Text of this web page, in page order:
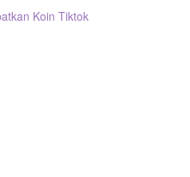
Koin Tiktok